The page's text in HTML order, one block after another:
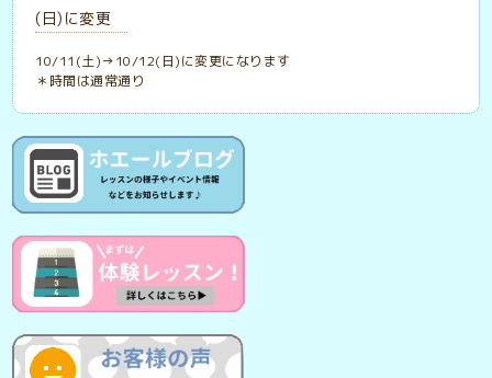
(日)に変更
10/11(土)→10/12(日)に変更になります
＊時間は通常通り